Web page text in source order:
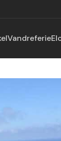
Vandreferie